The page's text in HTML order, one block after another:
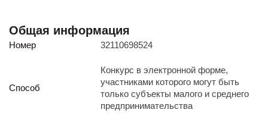
Стратегия
Карьера
Противодействие коррупции
Закупки товаров
Реализация непрофильных активов
Следите за нами
Общая информация
Номер 32110698524
Способ
Конкурс в электронной форме,
участниками которого могут быть
только субъекты малого и среднего
предпринимательства